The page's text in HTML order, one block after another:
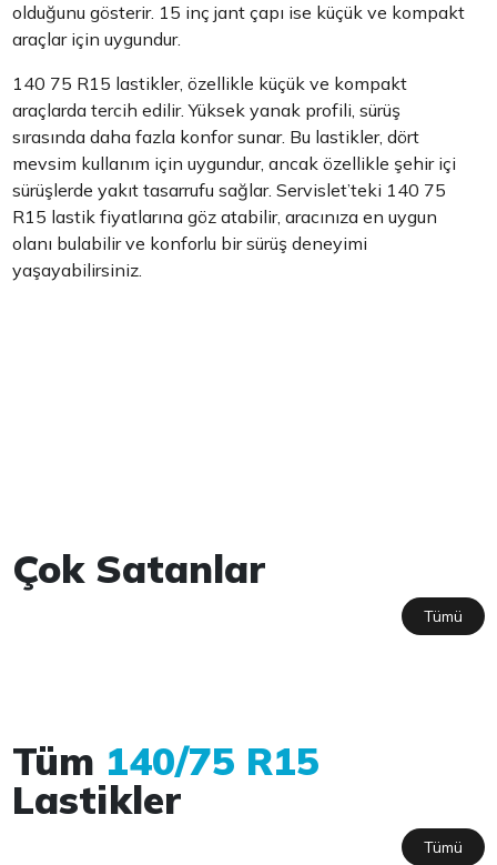
olduğunu gösterir. 15 inç jant çapı ise küçük ve kompakt
araçlar için uygundur.
140 75 R15 lastikler, özellikle küçük ve kompakt
araçlarda tercih edilir. Yüksek yanak profili, sürüş
sırasında daha fazla konfor sunar. Bu lastikler, dört
mevsim kullanım için uygundur, ancak özellikle şehir içi
sürüşlerde yakıt tasarrufu sağlar. Servislet’teki 140 75
R15 lastik fiyatlarına göz atabilir, aracınıza en uygun
olanı bulabilir ve konforlu bir sürüş deneyimi
yaşayabilirsiniz.
Çok Satanlar
Tümü
Tüm 140/75 R15
Lastikler
Tümü